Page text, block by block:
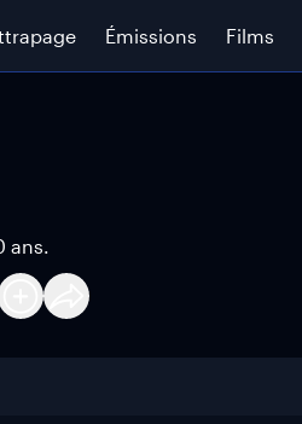
Émissions Films
ans.